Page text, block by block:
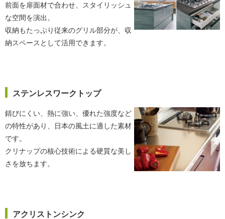
前面を扉面材で合わせ、スタイリッシュ
な空間を演出。
収納もたっぷり従来のグリル部分が、収
納スペースとして活用できます。
ステンレスワークトップ
錆びにくい、熱に強い、優れた強度など
の特性があり、日本の風土に適した素材
です。
クリナップの核心技術による硬質な美し
さを放ちます。
アクリストンシンク